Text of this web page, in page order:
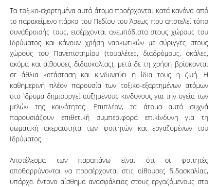
Τα τοξικο-εξαρτημένα αυτά άτομα προέρχονται κατά κανόνα από
το παρακείμενο πάρκο του Πεδίου του Άρεως που αποτελεί τόπο
συνάθροισής τους, εισέρχονται ανεμπόδιστα στους χώρους του
Ιδρύματος και κάνουν χρήση ναρκωτικών με σύριγγες στους
χώρους του Πανεπιστημίου (τουαλέτες, διαδρόμους, σκάλες,
ακόμα και αίθουσες διδασκαλίας), μετά δε τη χρήση βρίσκονται
σε άθλια κατάσταση και κινδυνεύει η ίδια τους η ζωή. Η
καθημερινή πλέον παρουσία των τοξικο-εξαρτημένων ατόμων
στο Ίδρυμα δημιουργεί αυξημένους κινδύνους για την υγεία των
μελών της κοινότητας. Επιπλέον, τα άτομα αυτά συχνά
παρουσιάζουν επιθετική συμπεριφορά επικίνδυνη για τη
σωματική ακεραιότητα των φοιτητών και εργαζομένων του
Ιδρύματος.
Αποτέλεσμα των παραπάνω είναι ότι οι φοιτητές
αποθαρρύνονται να προσέρχονται στις αίθουσες διδασκαλίας,
υπάρχει έντονο αίσθημα ανασφάλειας στους εργαζόμενους στο